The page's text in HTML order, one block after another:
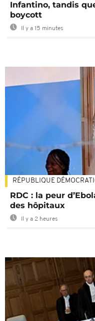
Infantino, tandis
boycott
Il y a 15 minutes
RÉPUBLIQUE
RDC : la peur
des hôpitaux
Il y a 2 heures